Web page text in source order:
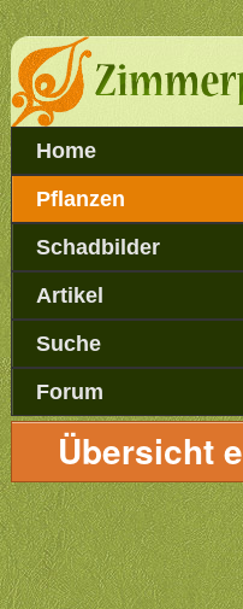
Home
Pflanzen
Schadbilder
Artikel
Suche
Forum
Übersicht